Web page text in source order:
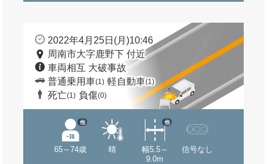
2022年4月25日(月)10:46
周南市大字鹿野下 付近
車両相互 大破事故
普通乗用車(1) 軽自動車(1)
死亡(1) 負傷(0)
65～74歳
他
晴
幅5.5～
9.0m
他
信号なし